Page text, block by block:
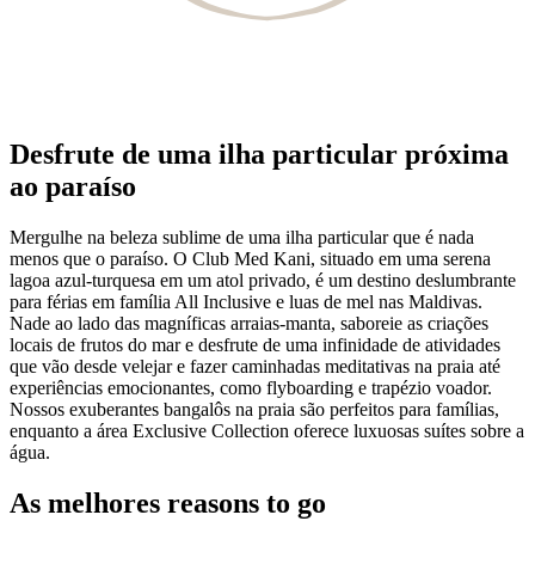
Desfrute de uma ilha particular próxima
ao paraíso
Mergulhe na beleza sublime de uma ilha particular que é nada
menos que o paraíso. O Club Med Kani, situado em uma serena
lagoa azul-turquesa em um atol privado, é um destino deslumbrante
para férias em família All Inclusive e luas de mel nas Maldivas.
Nade ao lado das magníficas arraias-manta, saboreie as criações
locais de frutos do mar e desfrute de uma infinidade de atividades
que vão desde velejar e fazer caminhadas meditativas na praia até
experiências emocionantes, como flyboarding e trapézio voador.
Nossos exuberantes bangalôs na praia são perfeitos para famílias,
enquanto a área Exclusive Collection oferece luxuosas suítes sobre a
água.
As melhores reasons to go